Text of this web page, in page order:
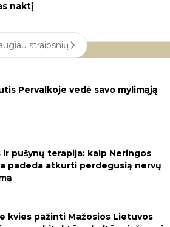
naktį
straipsnių
Pervalkoje vedė savo mylimąją
ir pušynų terapija: kaip Neringos
padeda atkurti perdegusią nervų
kvies pažinti Mažosios Lietuvos